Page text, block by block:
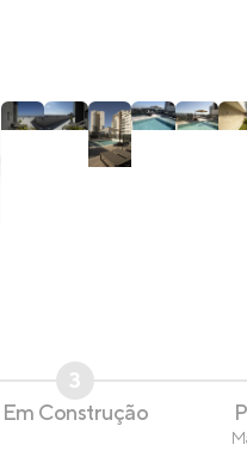
3
Em Construção